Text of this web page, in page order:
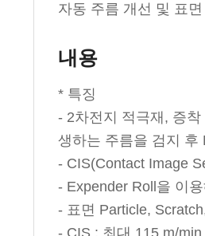
자동 주름 개선 및 표
내용
* 특징
- 2차전지 적극재, 증
생하는 주름을 검지 후
- CIS(Contact Image
- Expender Roll을 이
- 표면 Particle,
- CIS : 최대 115 m/